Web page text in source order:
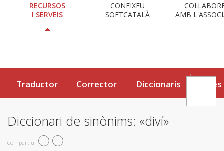
RECURSOS
I SERVEIS
CONEIXEU
SOFTCATALÀ
AMB
Traductor Corrector Diccionaris Eines
Diccionari de sinònims: «diví»
Compartiu